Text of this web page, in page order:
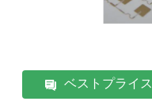
ベストプライス